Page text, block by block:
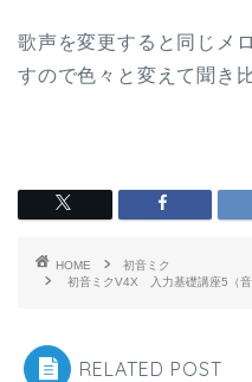
歌声を変更すると同じメ
すので色々と変えて聞き
HOME
初音ミク
初音ミクV4X 入力基礎講座5（音
RELATED POST